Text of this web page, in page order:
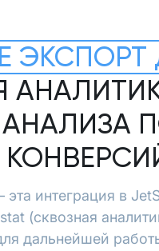
интеграция в
(сквозная
дальнейшей